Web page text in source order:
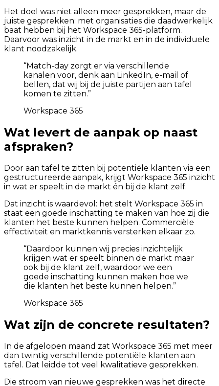
Het doel was niet alleen meer gesprekken, maar de
juiste gesprekken: met organisaties die daadwerkelijk
baat hebben bij het Workspace 365-platform.
Daarvoor was inzicht in de markt en in de individuele
klant noodzakelijk.
“Match-day zorgt er via verschillende
kanalen voor, denk aan LinkedIn, e-mail of
bellen, dat wij bij de juiste partijen aan tafel
komen te zitten.”
Workspace 365
Wat levert de aanpak op naast
afspraken?
Door aan tafel te zitten bij potentiële klanten via een
gestructureerde aanpak, krijgt Workspace 365 inzicht
in wat er speelt in de markt én bij de klant zelf.
Dat inzicht is waardevol: het stelt Workspace 365 in
staat een goede inschatting te maken van hoe zij die
klanten het beste kunnen helpen. Commerciële
effectiviteit en marktkennis versterken elkaar zo.
“Daardoor kunnen wij precies inzichtelijk
krijgen wat er speelt binnen de markt maar
ook bij de klant zelf, waardoor we een
goede inschatting kunnen maken hoe we
die klanten het beste kunnen helpen.”
Workspace 365
Wat zijn de concrete resultaten?
In de afgelopen maand zat Workspace 365 met meer
dan twintig verschillende potentiële klanten aan
tafel. Dat leidde tot veel kwalitatieve gesprekken.
Die stroom van nieuwe gesprekken was het directe